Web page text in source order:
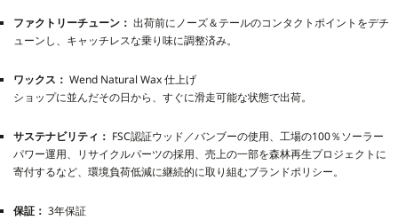
ファクトリーチューン： 出荷前にノーズ＆テールのコンタクトポイントをデチ
ューンし、キャッチレスな乗り味に調整済み。
ワックス： Wend Natural Wax 仕上げ
ショップに並んだその日から、すぐに滑走可能な状態で出荷。
サステナビリティ： FSC認証ウッド／バンブーの使用、工場の100％ソーラー
パワー運用、リサイクルパーツの採用、売上の一部を森林再生プロジェクトに
寄付するなど、環境負荷低減に継続的に取り組むブランドポリシー。
保証： 3年保証